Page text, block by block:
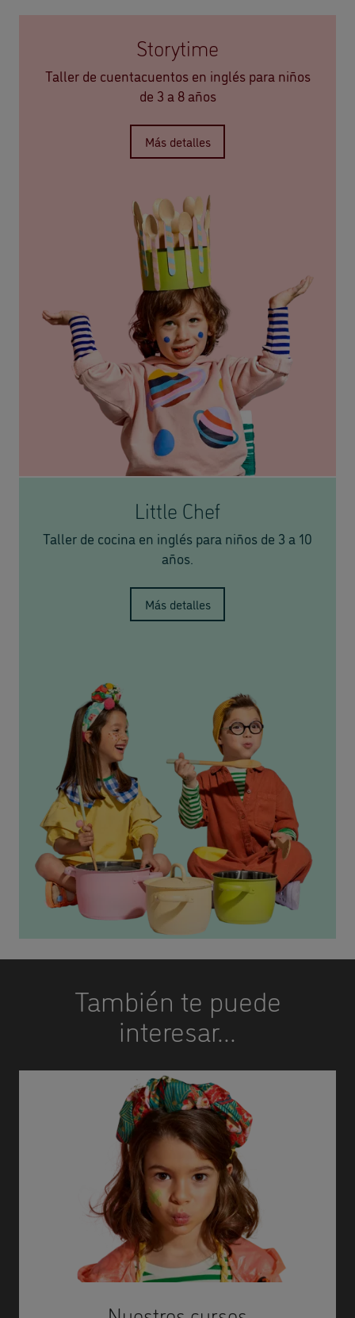
Storytime
Taller de cuentacuentos en inglés para niños
de 3 a 8 años
Más detalles
Little Chef
Taller de cocina en inglés para niños de 3 a 10
años.
Más detalles
También te puede
interesar...